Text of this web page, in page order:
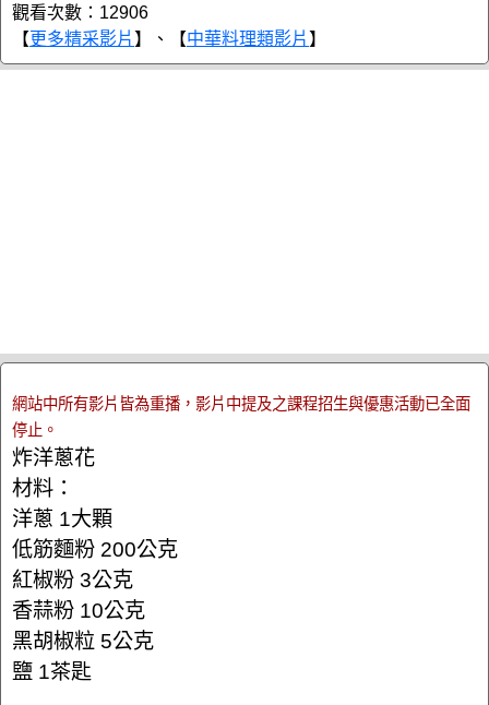
觀看次數：12906
【更多精采影片 】、【中華料理類影片 】
網站中所有影片皆為重播，影片中提及之課程招生與優惠活動已全面
停止。
炸洋蔥花
材料：
洋蔥 1大顆
低筋麵粉 200公克
紅椒粉 3公克
香蒜粉 10公克
黑胡椒粒 5公克
鹽 1茶匙